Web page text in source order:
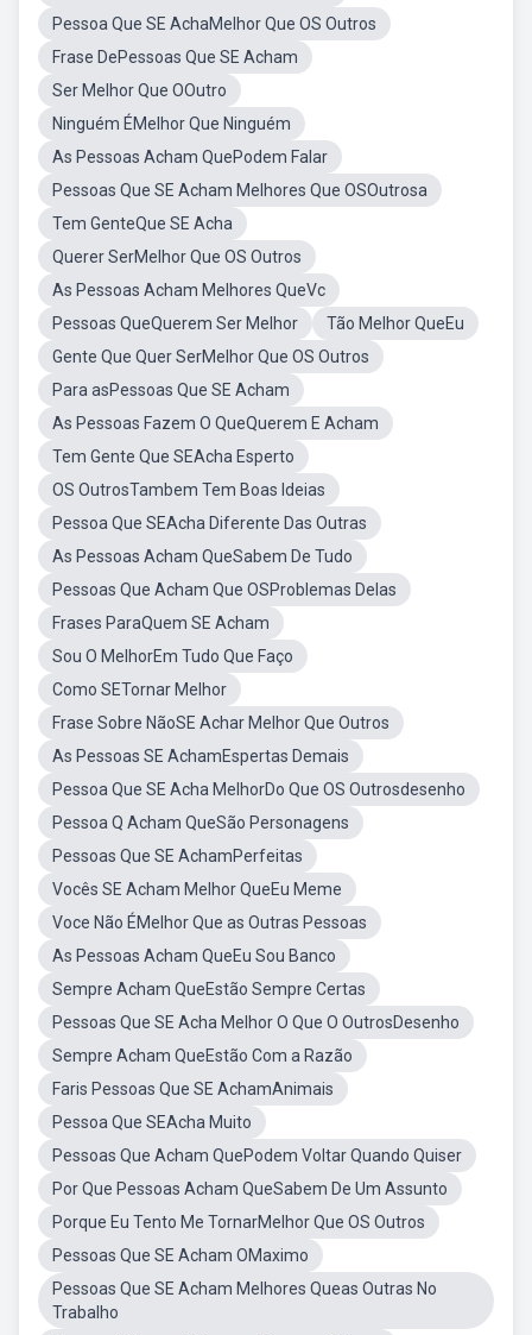
Pessoa Que SE AchaMelhor Que OS Outros
Frase DePessoas Que SE Acham
Ser Melhor Que OOutro
Ninguém ÉMelhor Que Ninguém
As Pessoas Acham QuePodem Falar
Pessoas Que SE Acham Melhores Que OSOutrosa
Tem GenteQue SE Acha
Querer SerMelhor Que OS Outros
As Pessoas Acham Melhores QueVc
Pessoas QueQuerem Ser Melhor
Tão Melhor QueEu
Gente Que Quer SerMelhor Que OS Outros
Para asPessoas Que SE Acham
As Pessoas Fazem O QueQuerem E Acham
Tem Gente Que SEAcha Esperto
OS OutrosTambem Tem Boas Ideias
Pessoa Que SEAcha Diferente Das Outras
As Pessoas Acham QueSabem De Tudo
Pessoas Que Acham Que OSProblemas Delas
Frases ParaQuem SE Acham
Sou O MelhorEm Tudo Que Faço
Como SETornar Melhor
Frase Sobre NãoSE Achar Melhor Que Outros
As Pessoas SE AchamEspertas Demais
Pessoa Que SE Acha MelhorDo Que OS Outrosdesenho
Pessoa Q Acham QueSão Personagens
Pessoas Que SE AchamPerfeitas
Vocês SE Acham Melhor QueEu Meme
Voce Não ÉMelhor Que as Outras Pessoas
As Pessoas Acham QueEu Sou Banco
Sempre Acham QueEstão Sempre Certas
Pessoas Que SE Acha Melhor O Que O OutrosDesenho
Sempre Acham QueEstão Com a Razão
Faris Pessoas Que SE AchamAnimais
Pessoa Que SEAcha Muito
Pessoas Que Acham QuePodem Voltar Quando Quiser
Por Que Pessoas Acham QueSabem De Um Assunto
Porque Eu Tento Me TornarMelhor Que OS Outros
Pessoas Que SE Acham OMaximo
Pessoas Que SE Acham Melhores Queas Outras No
Trabalho